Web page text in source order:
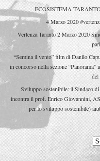
ECOSISTEMA
4 Marzo 2020
Vertenza Taranto 2 Marzo 2020
“Semina il vento” film di Danilo
in concorso nella sezione “Panorama”
del
Sviluppo sostenibile: il Sindaco
incontra il prof. Enrico Giovannini,
per lo sviluppo sostenibile)